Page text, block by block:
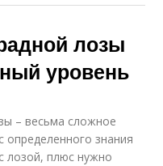
лозы
уровень
– весьма сложное
определенного знания
лозой, плюс нужно